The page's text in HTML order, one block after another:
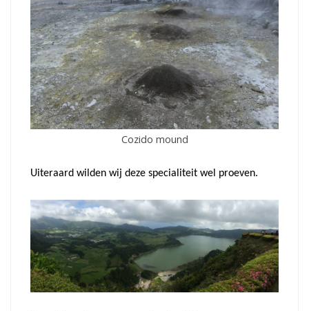
Cozido mound
Uiteraard wilden wij deze specialiteit wel proeven.